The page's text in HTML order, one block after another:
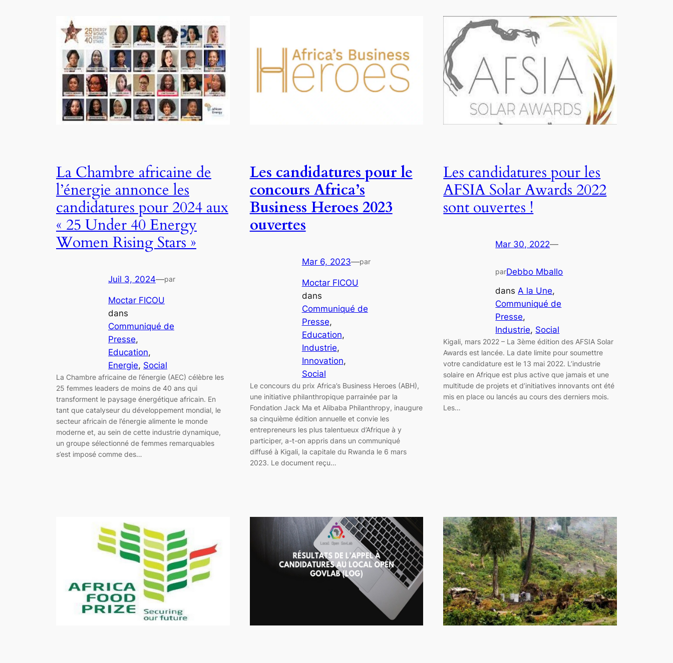
La Chambre africaine de
l’énergie annonce les
candidatures pour 2024 aux
« 25 Under 40 Energy
Women Rising Stars »
Juil 3, 2024—par
Moctar FICOU
dans
Communiqué de
Presse
Education
Energie, Social
La Chambre africaine de l’énergie (AEC) célèbre les
25 femmes leaders de moins de 40 ans qui
transforment le paysage énergétique africain. En
tant que catalyseur du développement mondial, le
secteur africain de l’énergie alimente le monde
moderne et, au sein de cette industrie dynamique,
un groupe sélectionné de femmes remarquables
s’est imposé comme des…
Les candidatures pour le
concours Africa’s
Business Heroes 2023
ouvertes
Mar 6, 2023—par
Moctar FICOU
dans
Communiqué de
Presse
Education
Industrie
Innovation
Social
Le concours du prix Africa’s Business Heroes (ABH),
une initiative philanthropique parrainée par la
Fondation Jack Ma et Alibaba Philanthropy, inaugure
sa cinquième édition annuelle et convie les
entrepreneurs les plus talentueux d’Afrique à y
participer, a-t-on appris dans un communiqué
diffusé à Kigali, la capitale du Rwanda le 6 mars
2023. Le document reçu…
Les candidatures pour les
AFSIA Solar Awards 2022
sont ouvertes !
Mar 30, 2022—
parDebbo Mballo
dansA la Une
Communiqué de
Presse
Industrie, Social
Kigali, mars 2022 – La 3ème édition des AFSIA Solar
Awards est lancée. La date limite pour soumettre
votre candidature est le 13 mai 2022. L’industrie
solaire en Afrique est plus active que jamais et une
multitude de projets et d’initiatives innovants ont été
mis en place ou lancés au cours des derniers mois.
Les…